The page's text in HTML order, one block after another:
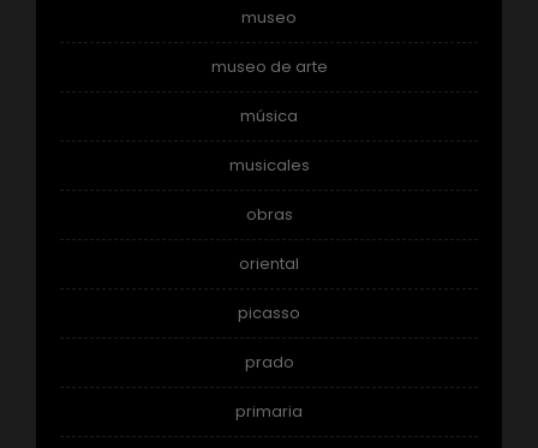
museo
museo de arte
música
musicales
obras
oriental
picasso
prado
primaria